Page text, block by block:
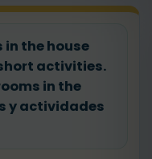
the house
activities.
in the
y actividades